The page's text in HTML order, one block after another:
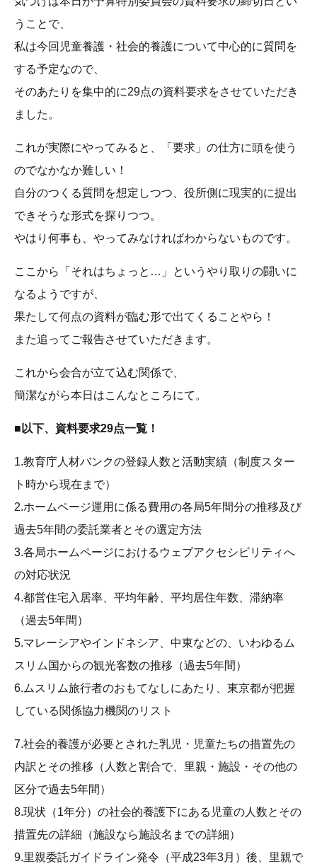
うことで、
私は今回児童養護・社会的養護について中心的に質問を
する予定なので、
そのあたりを集中的に29点の資料要求をさせていただき
ました。
これが実際にやってみると、「要求」の仕方に頭を使う
のでなかなか難しい！
自分のつくる質問を想定しつつ、役所側に現実的に提出
できそうな形式を探りつつ。
やはり何事も、やってみなければわからないものです。
ここから「それはちょっと…」というやり取りの闘いに
なるようですが、
果たして何点の資料が臨む形で出てくることやら！
また追ってご報告させていただきます。
これから会合が立て込む関係で、
簡潔ながら本日はこんなところにて。
■以下、資料要求29点一覧！
1.教育庁人材バンクの登録人数と活動実績（制度スター
ト時から現在まで）
2.ホームページ運用に係る費用の各局5年間分の推移及び
過去5年間の委託業者とその選定方法
3.各局ホームページにおけるウェブアクセシビリティへ
の対応状況
4.都営住宅入居率、平均年齢、平均居住年数、滞納率
（過去5年間）
5.マレーシアやインドネシア、中東などの、いわゆるム
スリム国からの観光客数の推移（過去5年間）
6.ムスリム旅行者のおもてなしにあたり、東京都が把握
している関係協力機関のリスト
7.社会的養護が必要とされた乳児・児童たちの措置先の
内訳とその推移（人数と割合で、里親・施設・その他の
区分で過去5年間）
8.現状（1年分）の社会的養護下にある児童の人数とその
措置先の詳細（施設なら施設名までの詳細）
9.里親委託ガイドライン発令（平成23年3月）後、里親で